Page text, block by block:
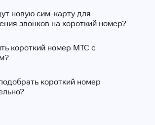
новую сим-карту для
звонков на короткий номер?
короткий номер МТС с
короткий номер